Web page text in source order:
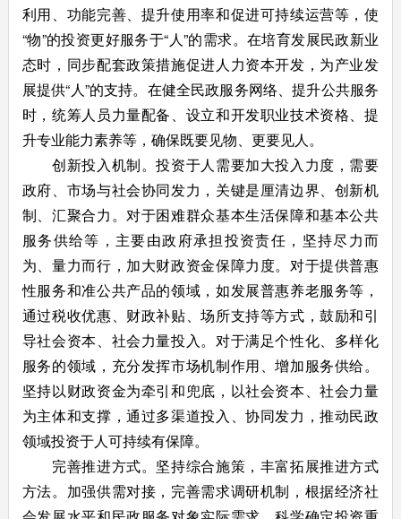
利用、功能完善、提升使用率和促进可持续运营等，使
“物”的投资更好服务于“人”的需求。在培育发展民政新业
态时，同步配套政策措施促进人力资本开发，为产业发
展提供“人”的支持。在健全民政服务网络、提升公共服务
时，统筹人员力量配备、设立和开发职业技术资格、提
升专业能力素养等，确保既要见物、更要见人。
创新投入机制。投资于人需要加大投入力度，需要
政府、市场与社会协同发力，关键是厘清边界、创新机
制、汇聚合力。对于困难群众基本生活保障和基本公共
服务供给等，主要由政府承担投资责任，坚持尽力而
为、量力而行，加大财政资金保障力度。对于提供普惠
性服务和准公共产品的领域，如发展普惠养老服务等，
通过税收优惠、财政补贴、场所支持等方式，鼓励和引
导社会资本、社会力量投入。对于满足个性化、多样化
服务的领域，充分发挥市场机制作用、增加服务供给。
坚持以财政资金为牵引和兜底，以社会资本、社会力量
为主体和支撑，通过多渠道投入、协同发力，推动民政
领域投资于人可持续有保障。
完善推进方式。坚持综合施策，丰富拓展推进方式
方法。加强供需对接，完善需求调研机制，根据经济社